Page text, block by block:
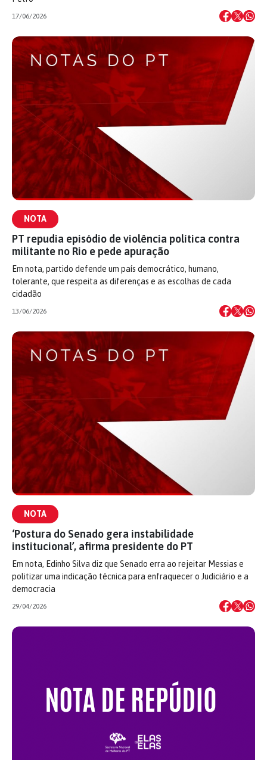
17/06/2026
NOTA
PT repudia episódio de violência política contra
militante no Rio e pede apuração
Em nota, partido defende um país democrático, humano,
tolerante, que respeita as diferenças e as escolhas de cada
cidadão
13/06/2026
NOTA
‘Postura do Senado gera instabilidade
institucional’, afirma presidente do PT
Em nota, Edinho Silva diz que Senado erra ao rejeitar Messias e
politizar uma indicação técnica para enfraquecer o Judiciário e a
democracia
29/04/2026